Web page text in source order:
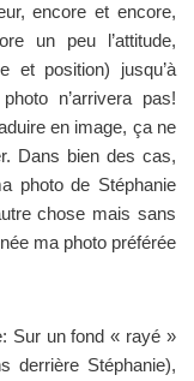
encore et encore,
un peu l’attitude,
et position) jusqu’à
n’arrivera pas!
en image, ça ne
Dans bien des cas,
photo de Stéphanie
chose mais sans
ma photo préférée
Sur un fond « rayé »
derrière Stéphanie),